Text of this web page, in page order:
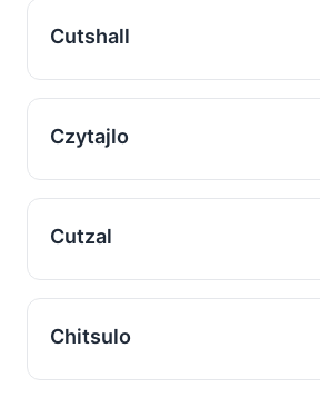
Cutshall
Czytajlo
Cutzal
Chitsulo